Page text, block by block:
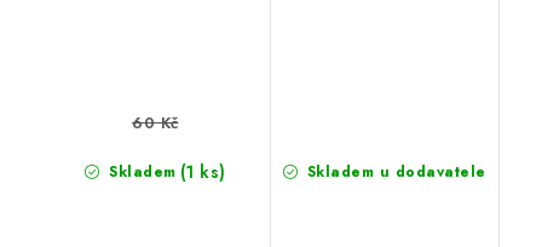
Skladem (1 ks)
60 Kč
Skladem u dodavatele